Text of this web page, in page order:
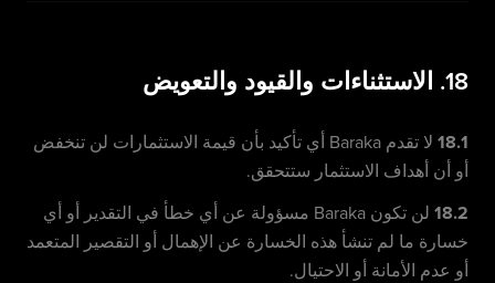
18. الاستثناءات والقيود والتعويض
18.1
لا تقدم Baraka أي تأكيد بأن قيمة الاستثمارات لن تنخفض
أو أن أهداف الاستثمار ستتحقق.
18.2
لن تكون Baraka مسؤولة عن أي خطأ في التقدير أو أي
خسارة ما لم تنشأ هذه الخسارة عن الإهمال أو التقصير المتعمد
أو عدم الأمانة أو الاحتيال.